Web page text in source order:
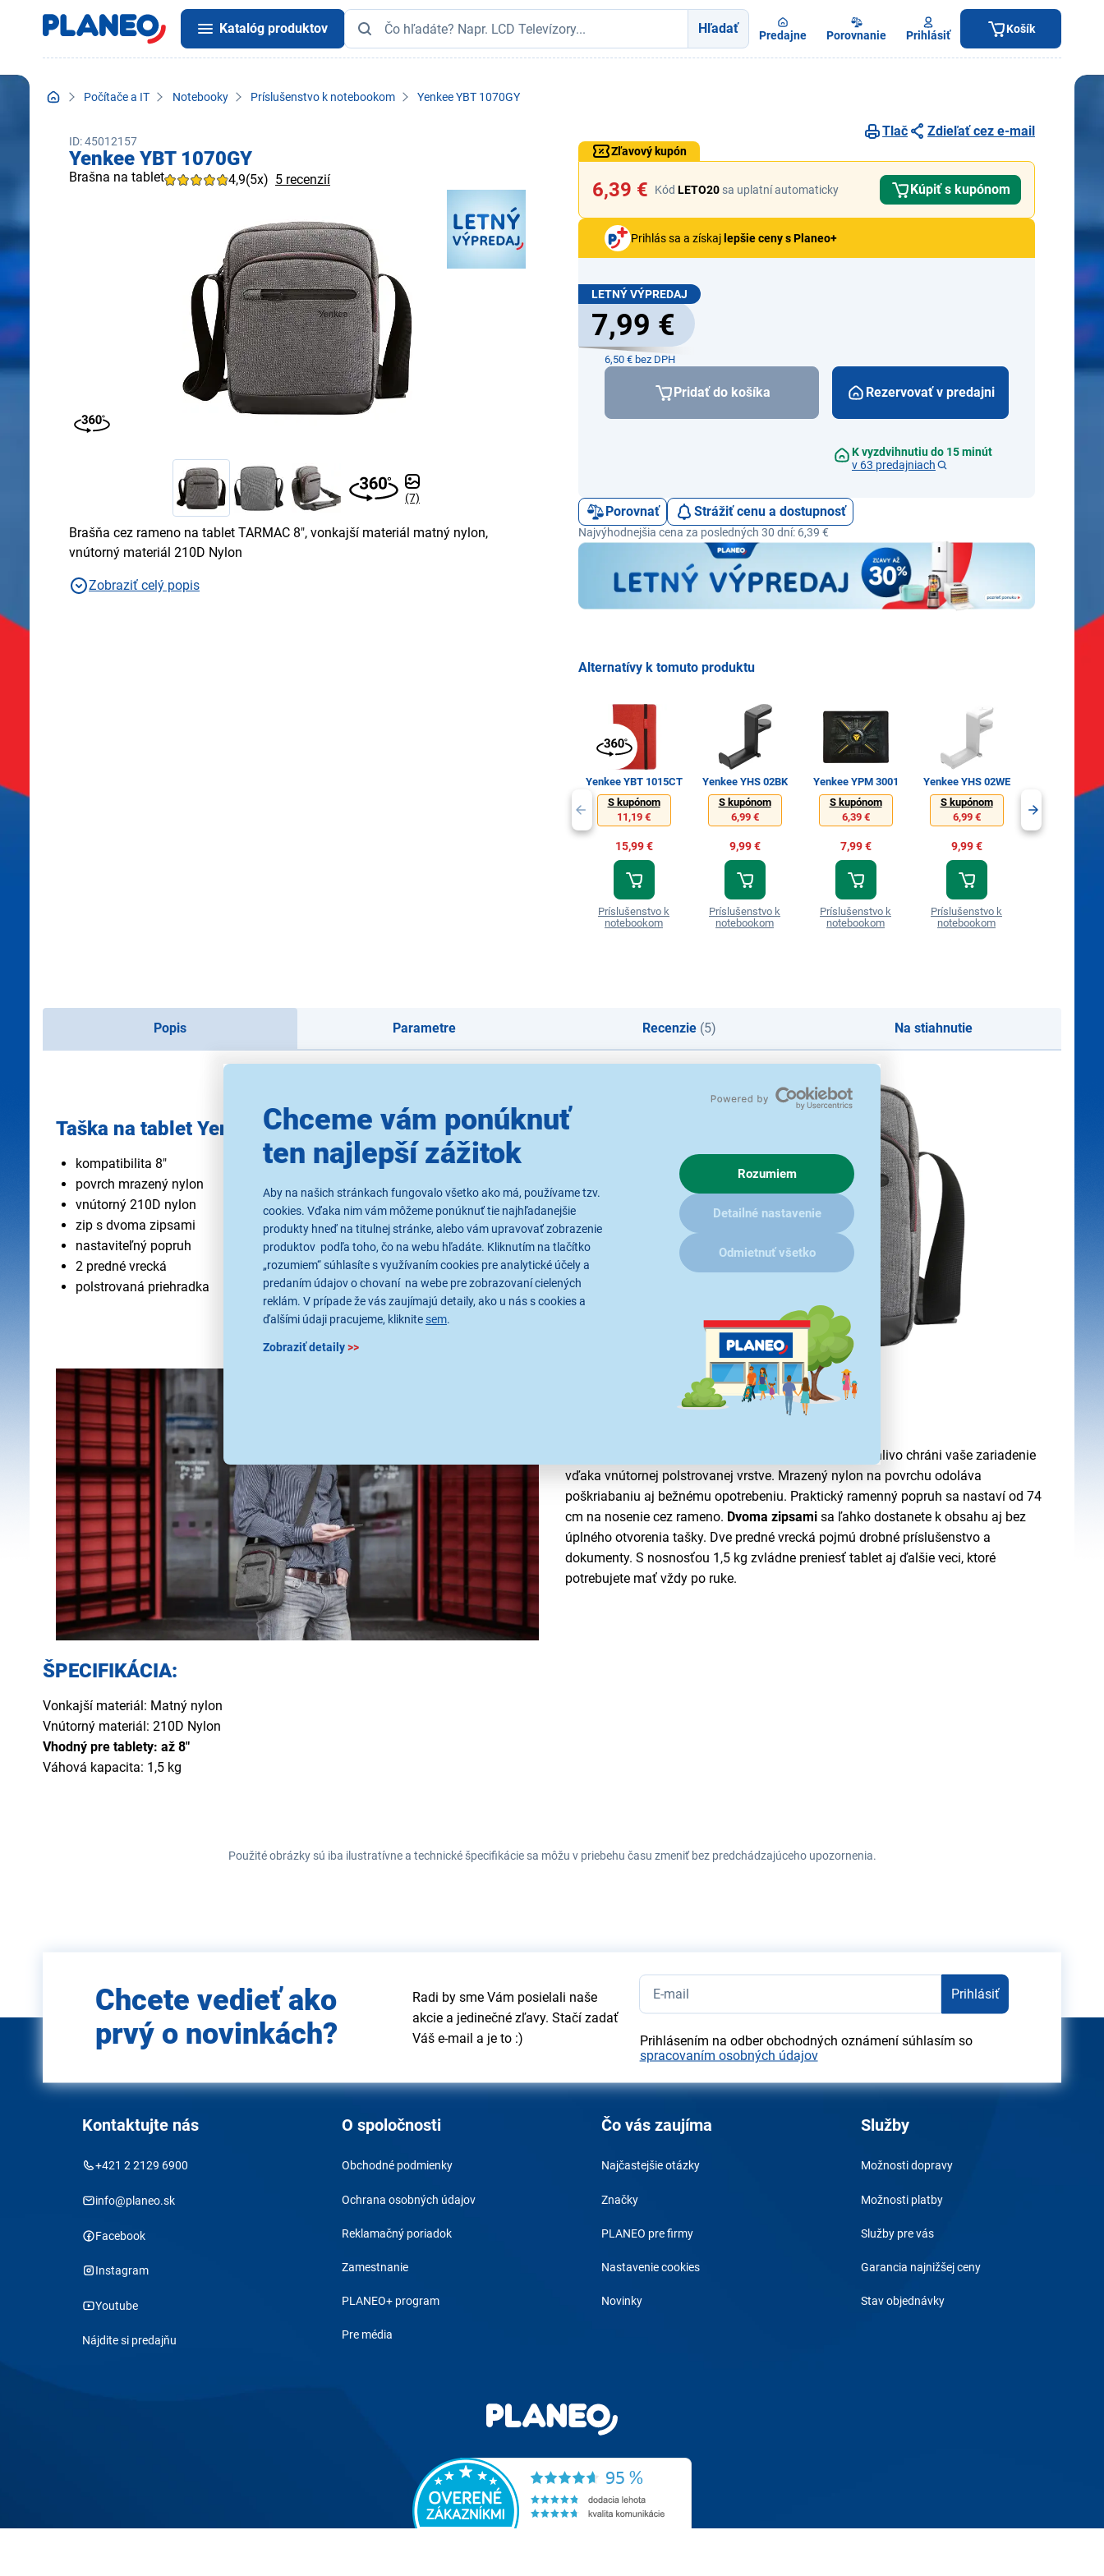
Chceme vám ponúknuť
ten najlepší zážitok
Aby na našich stránkach fungovalo všetko ako má, používame tzv.
cookies. Vďaka nim vám môžeme ponúknuť tie najhľadanejšie
produkty hneď na titulnej stránke, alebo vám upravovať zobrazenie
produktov podľa toho, čo na webu hľadáte. Kliknutím na tlačítko
„rozumiem“ súhlasíte s využívaním cookies pre analytické účely a
predaním údajov o chovaní na webe pre zobrazovaní cielených
reklám. V prípade že vás zaujímajú detaily, ako u nás s cookies a
ďalšími údaji pracujeme, kliknite sem.
Zobraziť detaily>>
Rozumiem
Detailné nastavenie
Odmietnuť všetko
Katalóg produktov Hľadať Predajne Porovnanie Prihlásiť Košík
Počítače a IT Notebooky Príslušenstvo k notebookom Yenkee YBT 1070GY
ID: 45012157
Yenkee YBT 1070GY
Brašna na tablet 4,9(5x) 5 recenzií
(7)
Brašňa cez rameno na tablet TARMAC 8", vonkajší materiál matný nylon,
vnútorný materiál 210D Nylon
Zobraziť celý popis
Tlač Zdieľať cez e-mail
Zľavový kupón
6,39 € Kód LETO20 sa uplatní automaticky Kúpiť s kupónom
Prihlás sa a získaj lepšie ceny s Planeo+
LETNÝ VÝPREDAJ
7,99 €
6,50 € bez DPH
Pridať do košíka Rezervovať v predajni
K vyzdvihnutiu do 15 minút
v 63 predajniach
Porovnať Strážiť cenu a dostupnosť
Najvýhodnejšia cena za posledných 30 dní: 6,39 €
Alternatívy k tomuto produktu
Yenkee YBT 1015CT
S kupónom
11,19 €
15,99 €
Príslušenstvo k
notebookom
Yenkee YHS 02BK
S kupónom
6,99 €
9,99 €
Príslušenstvo k
notebookom
Yenkee YPM 3001
S kupónom
6,39 €
7,99 €
Príslušenstvo k
notebookom
Yenkee YHS 02WE
S kupónom
6,99 €
9,99 €
Príslušenstvo k
notebookom
Yenkee YTP
S kupónom
Popis Parametre Recenzie(5) Na stiahnutie
Taška na tablet Yenkee TARMAC YBT 1070GY
kompatibilita 8"
povrch mrazený nylon
vnútorný 210D nylon
zip s dvoma zipsami
nastaviteľný popruh
2 predné vrecká
polstrovaná priehradka
Spoľahlivá ochrana na cesty
spoľahlivo chráni vaše zariadenie
vďaka vnútornej polstrovanej vrstve. Mrazený nylon na povrchu odoláva
poškriabaniu aj bežnému opotrebeniu. Praktický ramenný popruh sa nastaví od 74
cm na nosenie cez rameno. Dvoma zipsamisa ľahko dostanete k obsahu aj bez
úplného otvorenia tašky. Dve predné vrecká pojmú drobné príslušenstvo a
dokumenty. S nosnosťou 1,5 kg zvládne preniesť tablet aj ďalšie veci, ktoré
potrebujete mať vždy po ruke.
ŠPECIFIKÁCIA:
Vonkajší materiál: Matný nylon
Vnútorný materiál: 210D Nylon
Vhodný pre tablety: až 8"
Váhová kapacita: 1,5 kg
Použité obrázky sú iba ilustratívne a technické špecifikácie sa môžu v priebehu času zmeniť bez predchádzajúceho upozornenia.
e-mail
Chcete vedieť ako
prvý o novinkách?
Radi by sme Vám posielali naše
akcie a jedinečné zľavy. Stačí zadať
Váš e-mail a je to :)
Prihlásiť
Prihlásením na odber obchodných oznámení súhlasím so
spracovaním osobných údajov
Kontaktujte nás
+421 2 2129 6900
info@planeo.sk
Facebook
Instagram
Youtube
Nájdite si predajňu
O spoločnosti
Obchodné podmienky
Ochrana osobných údajov
Reklamačný poriadok
Zamestnanie
PLANEO+ program
Pre média
Čo vás zaujíma
Najčastejšie otázky
Značky
PLANEO pre firmy
Nastavenie cookies
Novinky
Služby
Možnosti dopravy
Možnosti platby
Služby pre vás
Garancia najnižšej ceny
Stav objednávky